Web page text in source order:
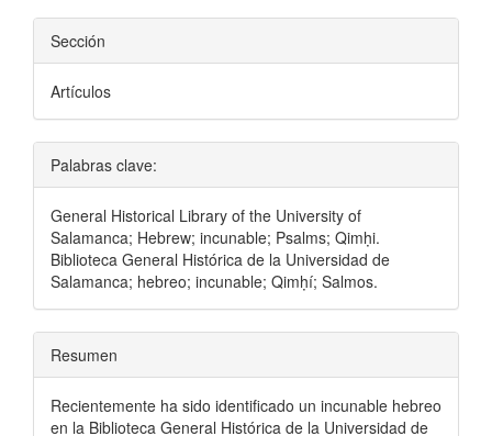
Sección
Artículos
Palabras clave:
General Historical Library of the University of
Salamanca; Hebrew; incunable; Psalms; Qimḥi.
Biblioteca General Histórica de la Universidad de
Salamanca; hebreo; incunable; Qimḥí; Salmos.
Resumen
Recientemente ha sido identificado un incunable hebreo
en la Biblioteca General Histórica de la Universidad de